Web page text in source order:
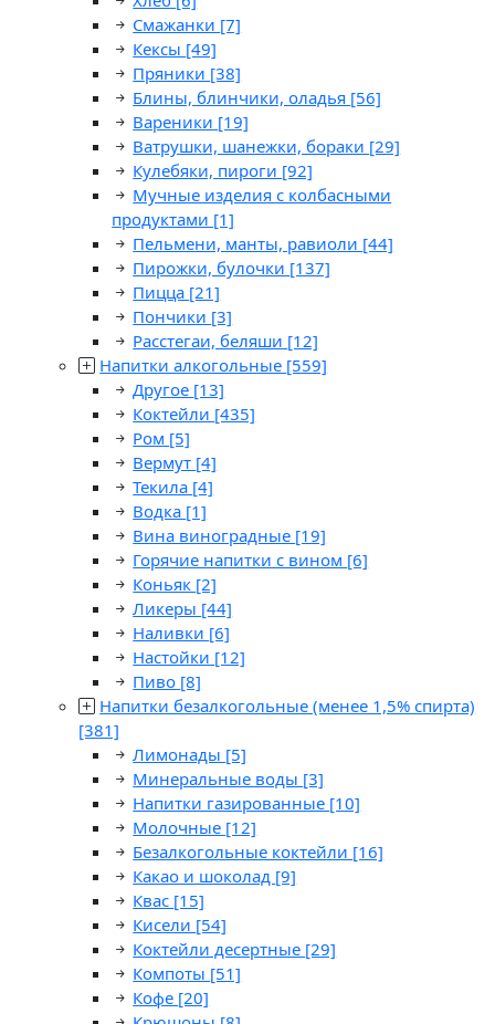
Смажанки [7]
Кексы [49]
Пряники [38]
Блины, блинчики, оладья [56]
Вареники [19]
Ватрушки, шанежки, бораки [29]
Кулебяки, пироги [92]
Мучные изделия с колбасными
продуктами [1]
Пельмени, манты, равиоли [44]
Пирожки, булочки [137]
Пицца [21]
Пончики [3]
Расстегаи, беляши [12]
Напитки алкогольные [559]
Другое [13]
Коктейли [435]
Ром [5]
Вермут [4]
Текила [4]
Водка [1]
Вина виноградные [19]
Горячие напитки с вином [6]
Коньяк [2]
Ликеры [44]
Наливки [6]
Настойки [12]
Пиво [8]
Напитки безалкогольные (менее 1,5% спирта)
[381]
Лимонады [5]
Минеральные воды [3]
Напитки газированные [10]
Молочные [12]
Безалкогольные коктейли [16]
Какао и шоколад [9]
Квас [15]
Кисели [54]
Коктейли десертные [29]
Компоты [51]
Кофе [20]